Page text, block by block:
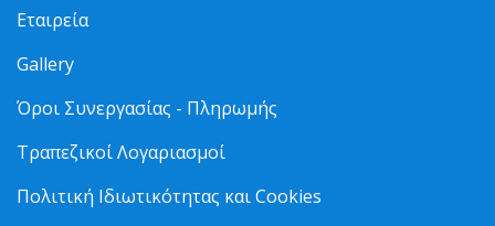
Εταιρεία
Gallery
Όροι Συνεργασίας - Πληρωμής
Τραπεζικοί Λογαριασμοί
Πολιτική Ιδιωτικότητας και Cookies